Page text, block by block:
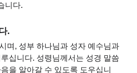
니다.
.
며, 성부 하나님과 성자 예수님과
십니다. 성령님께서는 성경 말씀
을 알아갈 수 있도록 도우십니